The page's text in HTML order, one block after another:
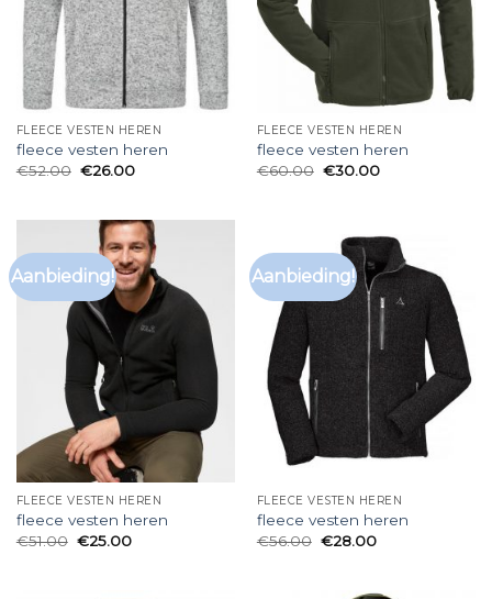
FLEECE VESTEN HEREN
fleece vesten heren
€52.00 €26.00
FLEECE VESTEN HEREN
fleece vesten heren
€60.00 €30.00
Aanbieding!
FLEECE VESTEN HEREN
fleece vesten heren
€51.00 €25.00
Aanbieding!
FLEECE VESTEN HEREN
fleece vesten heren
€56.00 €28.00